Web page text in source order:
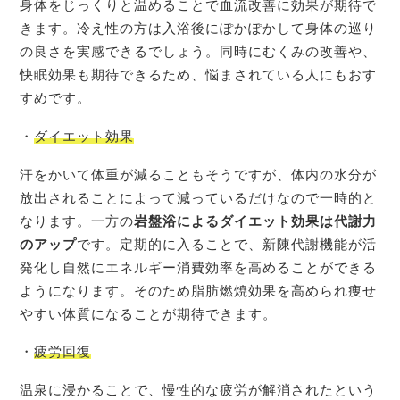
身体をじっくりと温めることで血流改善に効果が期待で
きます。冷え性の方は入浴後にぽかぽかして身体の巡り
の良さを実感できるでしょう。同時にむくみの改善や、
快眠効果も期待できるため、悩まされている人にもおす
すめです。
・ダイエット効果
汗をかいて体重が減ることもそうですが、体内の水分が
放出されることによって減っているだけなので一時的と
なります。一方の岩盤浴によるダイエット効果は代謝力
のアップです。定期的に入ることで、新陳代謝機能が活
発化し自然にエネルギー消費効率を高めることができる
ようになります。そのため脂肪燃焼効果を高められ痩せ
やすい体質になることが期待できます。
・疲労回復
温泉に浸かることで、慢性的な疲労が解消されたという